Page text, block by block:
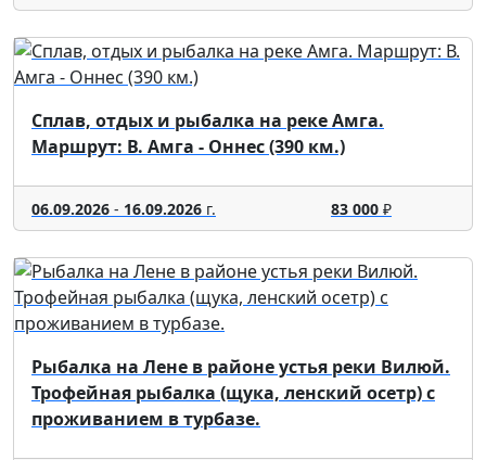
Сплав, отдых и рыбалка на реке Амга.
Маршрут: В. Амга - Оннес (390 км.)
06.09.2026 - 16.09.2026 г. 83 000₽
Рыбалка на Лене в районе устья реки Вилюй.
Трофейная рыбалка (щука, ленский осетр) с
проживанием в турбазе.